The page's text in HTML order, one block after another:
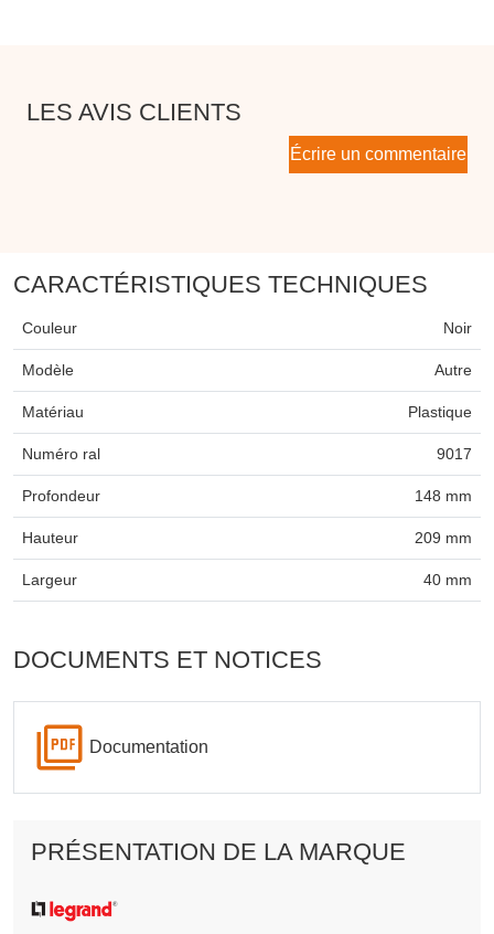
LES AVIS CLIENTS
Écrire un commentaire
CARACTÉRISTIQUES TECHNIQUES
Couleur Noir
Modèle Autre
Matériau Plastique
Numéro ral 9017
Profondeur 148 mm
Hauteur 209 mm
Largeur 40 mm
DOCUMENTS ET NOTICES
Documentation
PRÉSENTATION DE LA MARQUE